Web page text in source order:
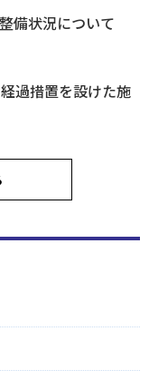
備状況について
過措置を設けた施